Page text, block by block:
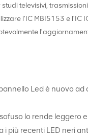
studi televisivi,
l'IC MBI5153 e l'IC
Led è nuovo
lo rende leggero
i più recenti LED neri